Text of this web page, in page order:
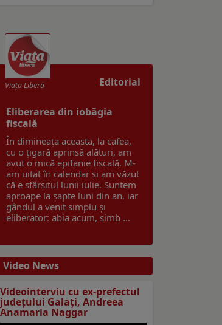
Editorial
Viaţa Liberă
Eliberarea din iobăgia
fiscală
În dimineața aceasta, la cafea,
cu o țigară aprinsă alături, am
avut o mică epifanie fiscală. M-
am uitat în calendar și am văzut
că e sfârșitul lunii iulie. Suntem
aproape la șapte luni din an, iar
gândul a venit simplu și
eliberator: abia acum, simb ...
Video News
Videointerviu cu ex-prefectul
judeţului Galaţi, Andreea
Anamaria Naggar